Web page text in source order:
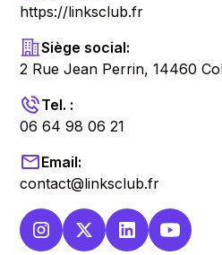
https://linksclub.fr
Siège social:
2 Rue Jean Perrin, 14460
Tel. :
06 64 98 06 21
Email:
contact@linksclub.fr